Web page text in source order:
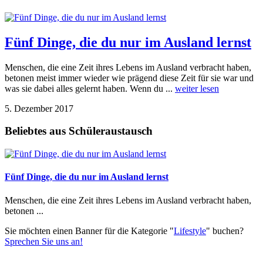
Fünf Dinge, die du nur im Ausland lernst
Menschen, die eine Zeit ihres Lebens im Ausland verbracht haben,
betonen meist immer wieder wie prägend diese Zeit für sie war und
was sie dabei alles gelernt haben. Wenn du ... weiter lesen
5. Dezember 2017
Beliebtes aus Schüleraustausch
Fünf Dinge, die du nur im Ausland lernst
Menschen, die eine Zeit ihres Lebens im Ausland verbracht haben,
betonen ...
Sie möchten einen Banner für die Kategorie "Lifestyle" buchen?
Sprechen Sie uns an!